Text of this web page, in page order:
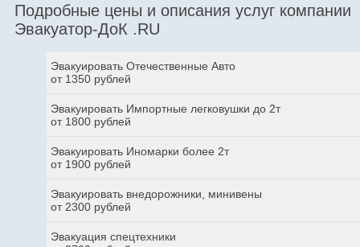
Подробные цены и описания услуг компании
Эвакуатор-ДоК .RU
Эвакуировать Отечественные Авто
от 1350 рублей
Эвакуировать Импортные легковушки до 2т
от 1800 рублей
Эвакуировать Иномарки более 2т
от 1900 рублей
Эвакуировать внедорожники, минивены
от 2300 рублей
Эвакуация спецтехники